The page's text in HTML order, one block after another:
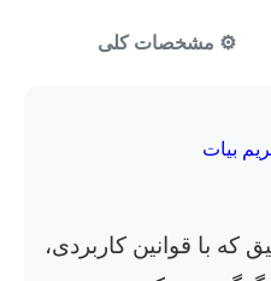
⚙️ مشخصات کلی
بیات
که با قوانین کاربردی،